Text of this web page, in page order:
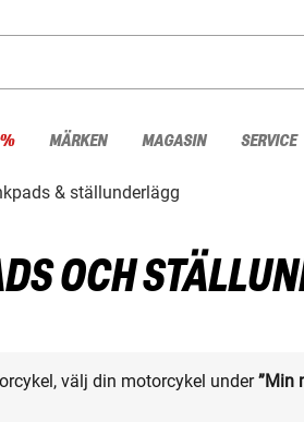
MÄRKEN MAGASIN SERVICE
& ställunderlägg
OCH
välj din motorcykel under”Min